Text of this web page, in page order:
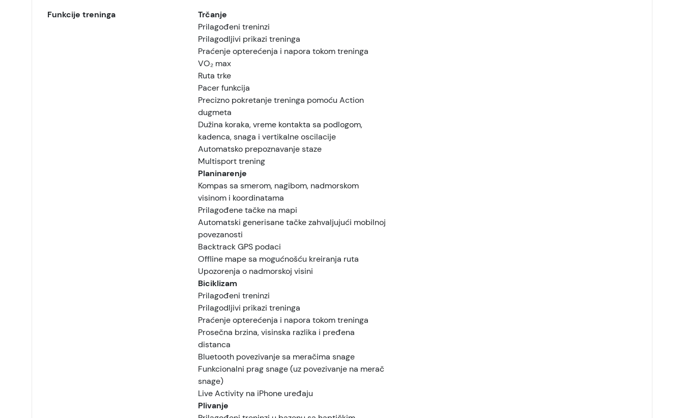
Funkcije treninga
Trčanje
Prilagođeni treninzi
Prilagodljivi prikazi treninga
Praćenje opterećenja i napora tokom treninga
VO₂ max
Ruta trke
Pacer funkcija
Precizno pokretanje treninga pomoću Action
dugmeta
Dužina koraka, vreme kontakta sa podlogom,
kadenca, snaga i vertikalne oscilacije
Automatsko prepoznavanje staze
Multisport trening
Planinarenje
Kompas sa smerom, nagibom, nadmorskom
visinom i koordinatama
Prilagođene tačke na mapi
Automatski generisane tačke zahvaljujući mobilnoj
povezanosti
Backtrack GPS podaci
Offline mape sa mogućnošću kreiranja ruta
Upozorenja o nadmorskoj visini
Biciklizam
Prilagođeni treninzi
Prilagodljivi prikazi treninga
Praćenje opterećenja i napora tokom treninga
Prosečna brzina, visinska razlika i pređena
distanca
Bluetooth povezivanje sa meračima snage
Funkcionalni prag snage (uz povezivanje na merač
snage)
Live Activity na iPhone uređaju
Plivanje